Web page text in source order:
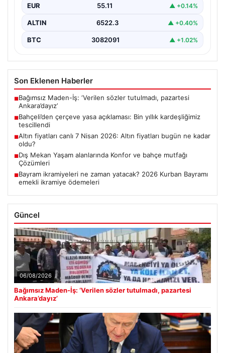
EUR 55.11 ▲ +0.14%
ALTIN 6522.3 ▲ +0.40%
BTC 3082091 ▲ +1.02%
Son Eklenen Haberler
■Bağımsız Maden-İş: ‘Verilen sözler tutulmadı, pazartesi
Ankara’dayız’
■Bahçeli’den çerçeve yasa açıklaması: Bin yıllık kardeşliğimiz
tescillendi
■Altın fiyatları canlı 7 Nisan 2026: Altın fiyatları bugün ne kadar
oldu?
■Dış Mekan Yaşam alanlarında Konfor ve bahçe mutfağı
Çözümleri
■Bayram ikramiyeleri ne zaman yatacak? 2026 Kurban Bayramı
emekli ikramiye ödemeleri
Güncel
06/08/2026
Bağımsız Maden-İş: ‘Verilen sözler tutulmadı, pazartesi
Ankara’dayız’